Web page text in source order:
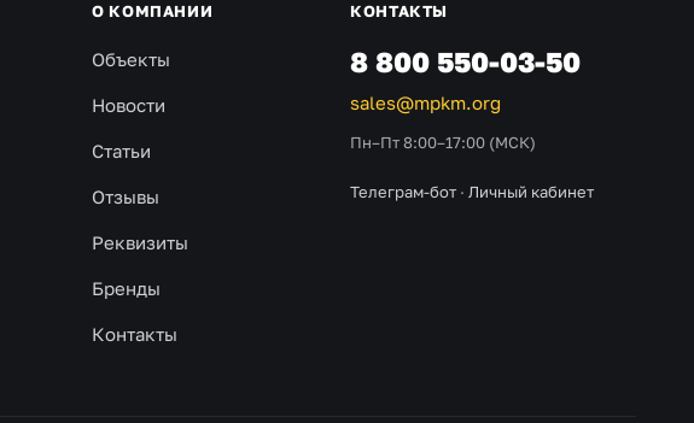
О КОМПАНИИ
Объекты
Новости
Статьи
Отзывы
Реквизиты
Бренды
Контакты
КОНТАКТЫ
8 800 550-03-50
sales@mpkm.org
Пн–Пт 8:00–17:00 (МСК)
Телеграм-бот · Личный кабинет